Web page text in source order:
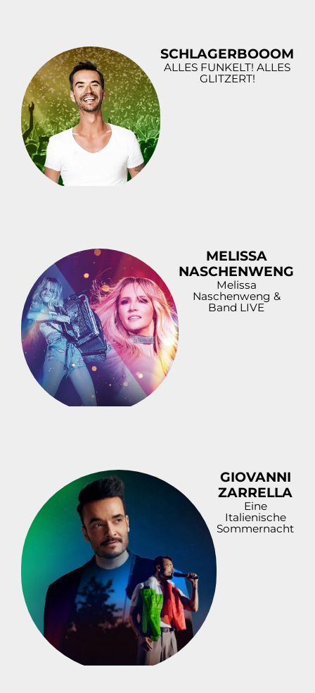
SCHLAGERBOOOM
ALLES FUNKELT! ALLES
GLITZERT!
MELISSA
NASCHENWENG
Melissa
Naschenweng &
Band LIVE
GIOVANNI
ZARRELLA
Eine
Italienische
Sommernacht